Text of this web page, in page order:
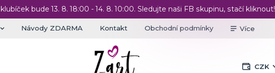
bude 13. 8. 18:00 - 14. 8. 10:00. Sledujte naši FB skupinu, stačí kliknout!
Návody ZDARMA Kontakt Obchodní podmínky Více
CZK